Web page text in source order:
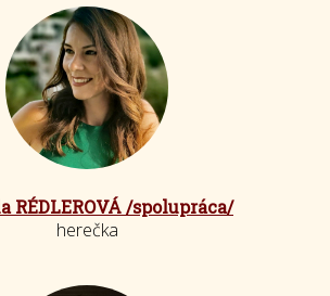
RÉDLEROVÁ /spolupráca/
herečka